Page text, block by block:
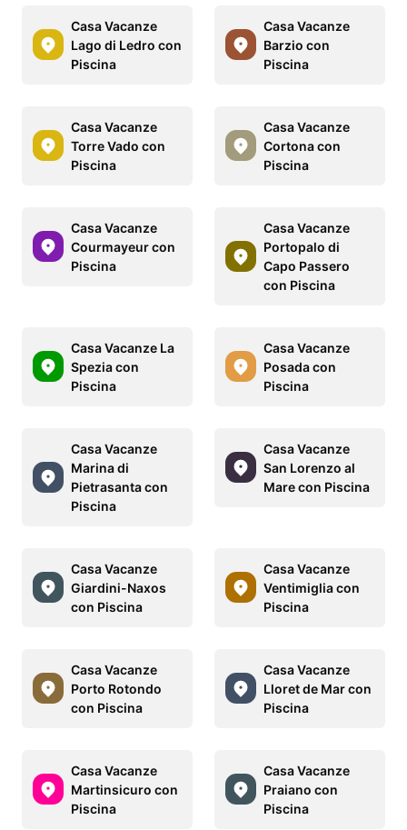
Casa Vacanze
Lago di Ledro con
Piscina
Casa Vacanze
Barzio con
Piscina
Casa Vacanze
Torre Vado con
Piscina
Casa Vacanze
Cortona con
Piscina
Casa Vacanze
Courmayeur con
Piscina
Casa Vacanze
Portopalo di
Capo Passero
con Piscina
Casa Vacanze La
Spezia con
Piscina
Casa Vacanze
Posada con
Piscina
Casa Vacanze
Marina di
Pietrasanta con
Piscina
Casa Vacanze
San Lorenzo al
Mare con Piscina
Casa Vacanze
Giardini-Naxos
con Piscina
Casa Vacanze
Ventimiglia con
Piscina
Casa Vacanze
Porto Rotondo
con Piscina
Casa Vacanze
Lloret de Mar con
Piscina
Casa Vacanze
Martinsicuro con
Piscina
Casa Vacanze
Praiano con
Piscina